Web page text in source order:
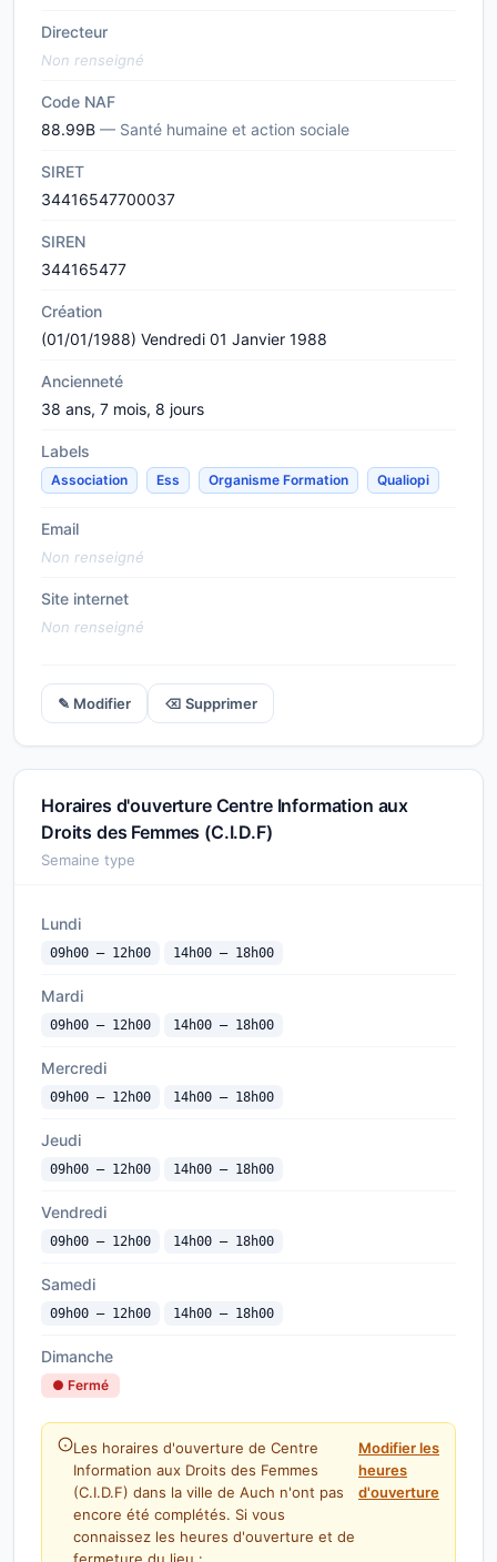
Directeur
Non renseigné
Code NAF
88.99B — Santé humaine et action sociale
SIRET
34416547700037
SIREN
344165477
Création
(01/01/1988) Vendredi 01 Janvier 1988
Ancienneté
38 ans, 7 mois, 8 jours
Labels
Association Ess Organisme Formation Qualiopi
Email
Non renseigné
Site internet
Non renseigné
✎ Modifier ⌫ Supprimer
Horaires d'ouverture Centre Information aux
Droits des Femmes (C.I.D.F)
Semaine type
Lundi
09h00 — 12h00 14h00 — 18h00
Mardi
09h00 — 12h00 14h00 — 18h00
Mercredi
09h00 — 12h00 14h00 — 18h00
Jeudi
09h00 — 12h00 14h00 — 18h00
Vendredi
09h00 — 12h00 14h00 — 18h00
Samedi
09h00 — 12h00 14h00 — 18h00
Dimanche
● Fermé
Les horaires d'ouverture de Centre
Information aux Droits des Femmes
(C.I.D.F) dans la ville de Auch n'ont pas
encore été complétés. Si vous
connaissez les heures d'ouverture et de
Modifier les
heures
d'ouverture